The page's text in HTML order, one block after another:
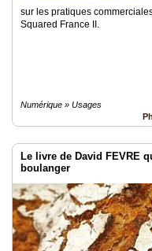
sur les pratiques
Squared France II.
Numérique » Usages
Le livre de David FEVRE
boulanger